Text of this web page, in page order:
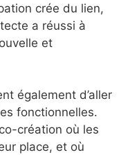
crée du lien,
a réussi à
et
également d’aller
fonctionnelles.
création où les
place, et où